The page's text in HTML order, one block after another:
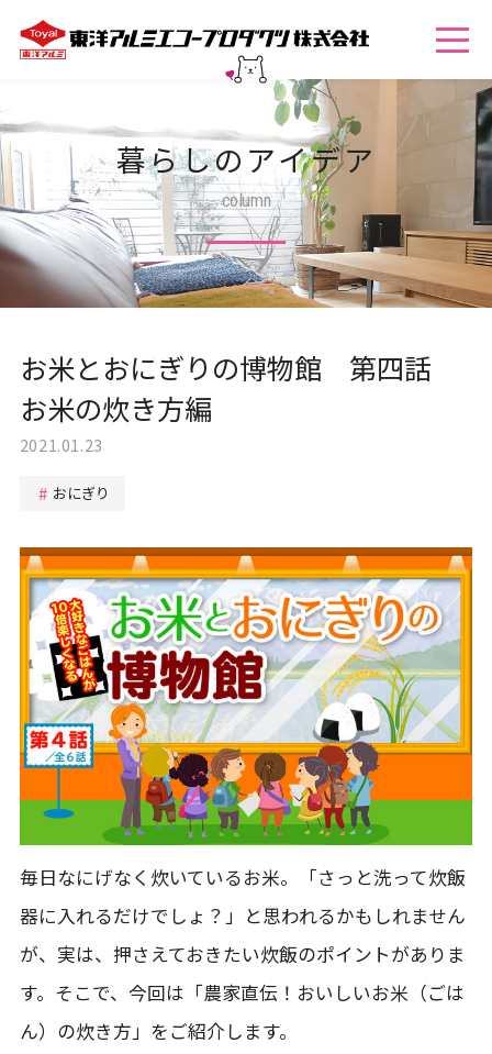
暮らしのアイデア
column
お米とおにぎりの博物館 第四話
お米の炊き方編
2021.01.23
おにぎり
毎日なにげなく炊いているお米。「さっと洗って炊飯
器に入れるだけでしょ？」と思われるかもしれません
が、実は、押さえておきたい炊飯のポイントがありま
す。そこで、今回は「農家直伝！おいしいお米（ごは
ん）の炊き方」をご紹介します。